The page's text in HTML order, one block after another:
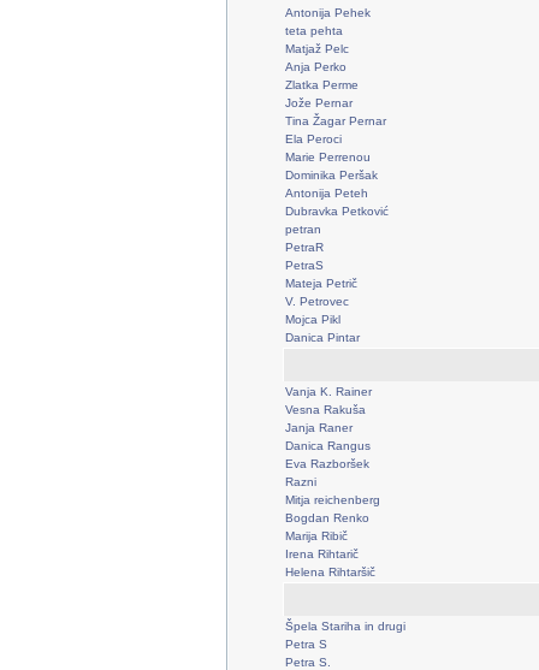
Antonija Pehek
teta pehta
Matjaž Pelc
Anja Perko
Zlatka Perme
Jože Pernar
Tina Žagar Pernar
Ela Peroci
Marie Perrenou
Dominika Peršak
Antonija Peteh
Dubravka Petković
petran
PetraR
PetraS
Mateja Petrič
V. Petrovec
Mojca Pikl
Danica Pintar
Vanja K. Rainer
Vesna Rakuša
Janja Raner
Danica Rangus
Eva Razboršek
Razni
Mitja reichenberg
Bogdan Renko
Marija Ribič
Irena Rihtarič
Helena Rihtaršič
Špela Stariha in drugi
Petra S
Petra S.